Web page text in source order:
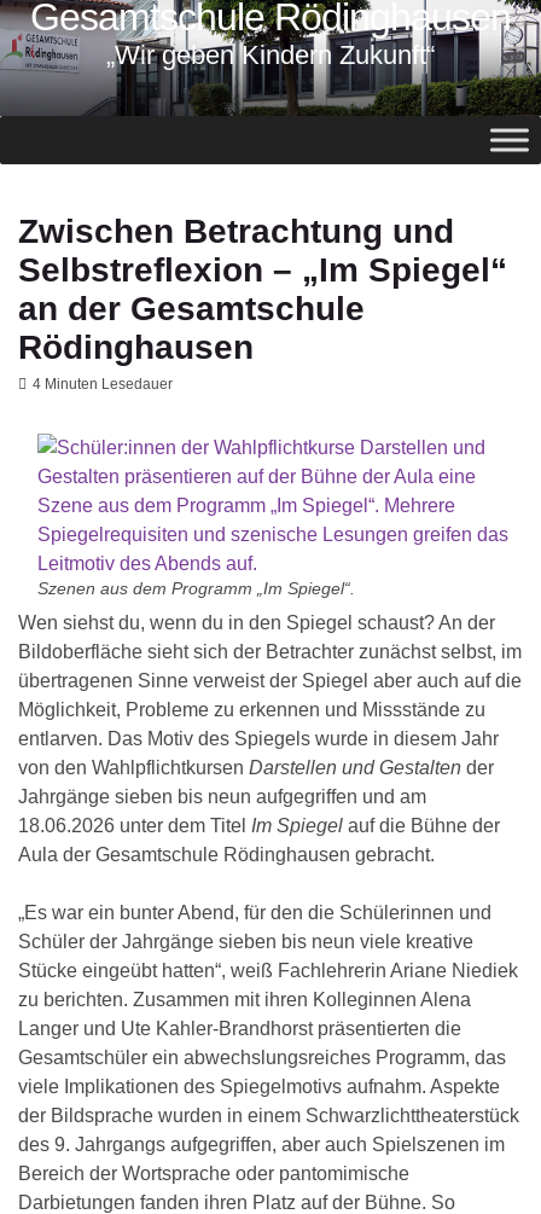
springen
Gesamtschule Rödinghausen
„Wir geben Kindern Zukunft“
Zwischen Betrachtung und
Selbstreflexion – „Im Spiegel“
an der Gesamtschule
Rödinghausen
4 Minuten Lesedauer
Szenen aus dem Programm „Im Spiegel“.
Wen siehst du, wenn du in den Spiegel schaust? An der
Bildoberfläche sieht sich der Betrachter zunächst selbst, im
übertragenen Sinne verweist der Spiegel aber auch auf die
Möglichkeit, Probleme zu erkennen und Missstände zu
entlarven. Das Motiv des Spiegels wurde in diesem Jahr
von den Wahlpflichtkursen Darstellen und Gestalten der
Jahrgänge sieben bis neun aufgegriffen und am
18.06.2026 unter dem Titel Im Spiegel auf die Bühne der
Aula der Gesamtschule Rödinghausen gebracht.
„Es war ein bunter Abend, für den die Schülerinnen und
Schüler der Jahrgänge sieben bis neun viele kreative
Stücke eingeübt hatten“, weiß Fachlehrerin Ariane Niediek
zu berichten. Zusammen mit ihren Kolleginnen Alena
Langer und Ute Kahler-Brandhorst präsentierten die
Gesamtschüler ein abwechslungsreiches Programm, das
viele Implikationen des Spiegelmotivs aufnahm. Aspekte
der Bildsprache wurden in einem Schwarzlichttheaterstück
des 9. Jahrgangs aufgegriffen, aber auch Spielszenen im
Bereich der Wortsprache oder pantomimische
Darbietungen fanden ihren Platz auf der Bühne. So